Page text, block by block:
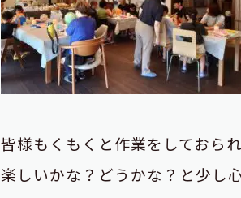
皆様もくもくと作業をしておられ
楽しいかな？どうかな？と少し